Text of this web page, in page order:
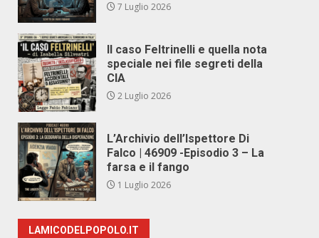
7 Luglio 2026
Il caso Feltrinelli e quella nota
speciale nei file segreti della
CIA
2 Luglio 2026
L’Archivio dell’Ispettore Di
Falco | 46909 -Episodio 3 – La
farsa e il fango
1 Luglio 2026
LAMICODELPOPOLO.IT